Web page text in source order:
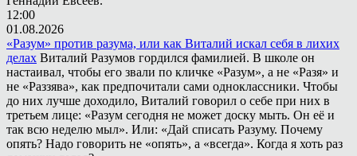
12:00
01.08.2026
«Разум» против разума, или как Виталий искал себя в лихих
делах Виталий Разумов гордился фамилией. В школе он
настаивал, чтобы его звали по кличке «Разум», а не «Разя» и
не «Раззява», как предпочитали сами одноклассники. Чтобы
до них лучше доходило, Виталий говорил о себе при них в
третьем лице: «Разум сегодня не может доску мыть. Он её и
так всю неделю мыл». Или: «Дай списать Разуму. Почему
опять? Надо говорить не «опять», а «всегда». Когда я хоть раз